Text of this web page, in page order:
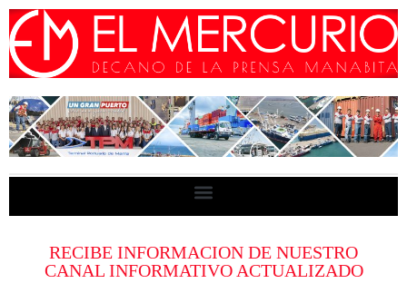
RECIBE INFORMACION DE NUESTRO
CANAL INFORMATIVO ACTUALIZADO